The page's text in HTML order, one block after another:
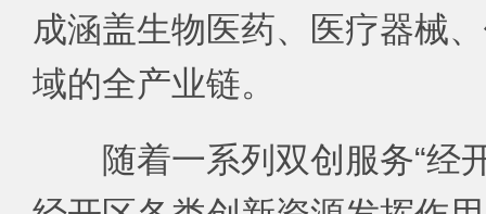
成涵盖生物医药、医疗器械
域的全产业链。
随着一系列双创服务“经